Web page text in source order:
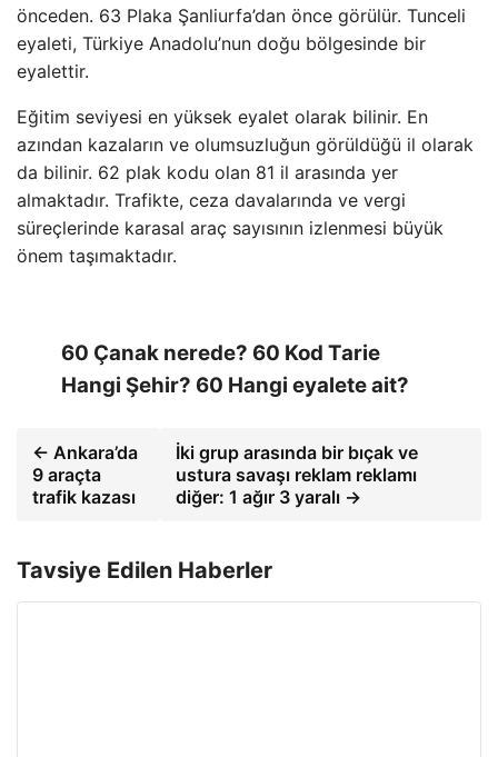
önceden. 63 Plaka Şanliurfa’dan önce görülür. Tunceli
eyaleti, Türkiye Anadolu’nun doğu bölgesinde bir
eyalettir.
Eğitim seviyesi en yüksek eyalet olarak bilinir. En
azından kazaların ve olumsuzluğun görüldüğü il olarak
da bilinir. 62 plak kodu olan 81 il arasında yer
almaktadır. Trafikte, ceza davalarında ve vergi
süreçlerinde karasal araç sayısının izlenmesi büyük
önem taşımaktadır.
60 Çanak nerede? 60 Kod Tarie
Hangi Şehir? 60 Hangi eyalete ait?
← Ankara’da
9 araçta
trafik kazası
İki grup arasında bir bıçak ve
ustura savaşı reklam reklamı
diğer: 1 ağır 3 yaralı →
Tavsiye Edilen Haberler